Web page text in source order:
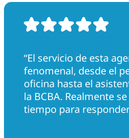
“El servicio de esta
fenomenal, desde el
oficina hasta el
la BCBA. Realmente
tiempo para